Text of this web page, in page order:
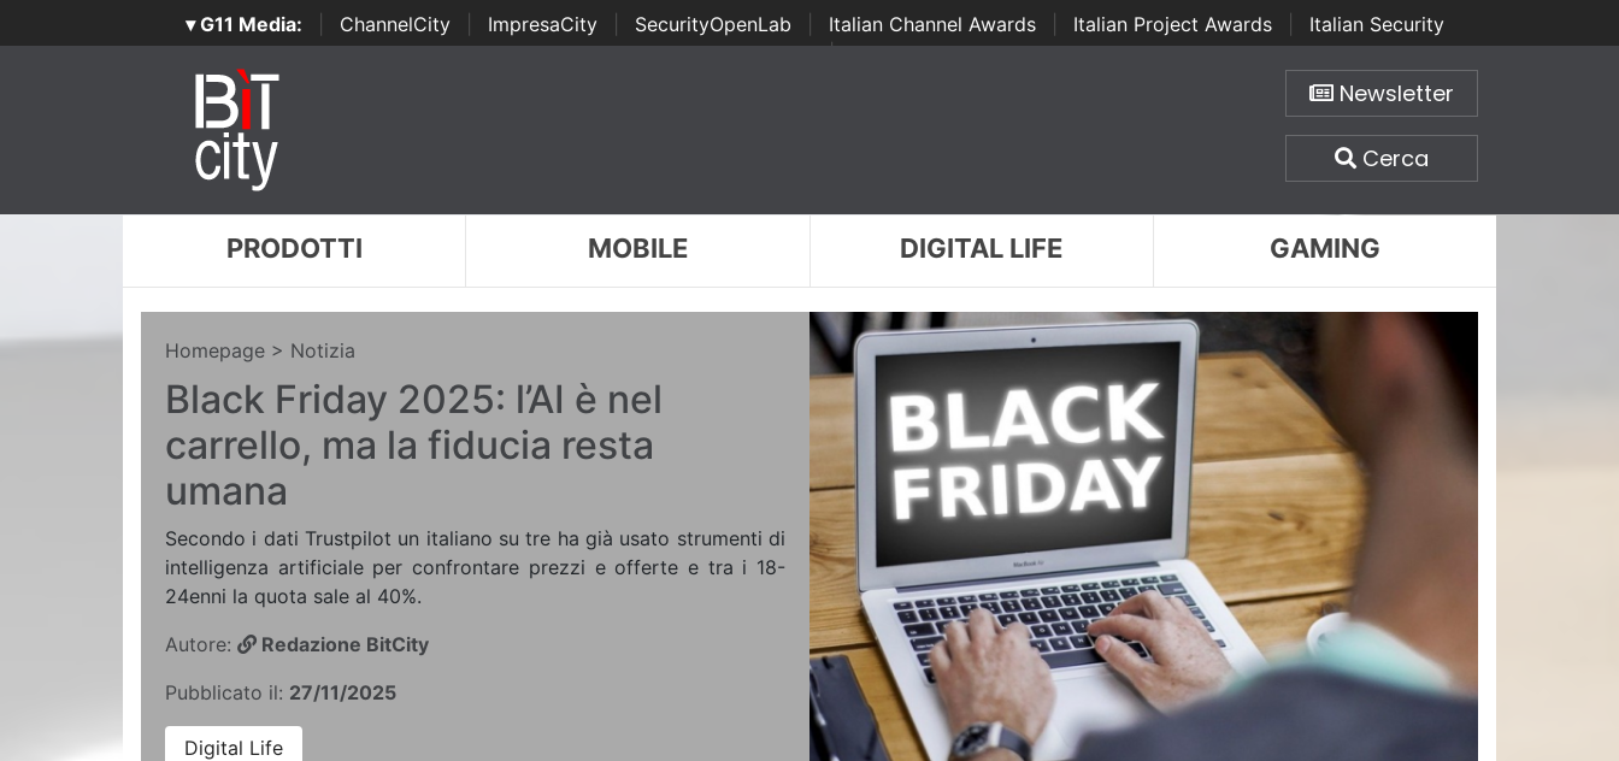
▾ G11 Media: ChannelCity ImpresaCity SecurityOpenLab Italian Channel Awards Italian Project Awards
Italian Security
Awards | ...
Newsletter
Cerca
PRODOTTI MOBILE DIGITAL LIFE GAMING
Homepage > Notizia
Black Friday 2025: l’AI è nel
carrello, ma la fiducia resta
umana
Secondo i dati Trustpilot un italiano su tre ha già usato strumenti di
intelligenza artificiale per confrontare prezzi e offerte e tra i 18-
24enni la quota sale al 40%.
Autore:
Redazione BitCity
Pubblicato il: 27/11/2025
Digital Life